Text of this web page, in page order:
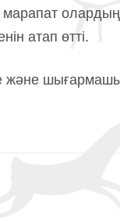
атап өтті.
және